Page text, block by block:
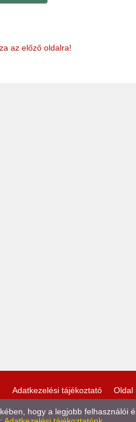
az előző oldalra!
Adatkezelési tájékoztató Oldal
hogy a legjobb felhasználói